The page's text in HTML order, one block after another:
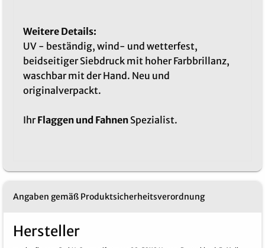
Weitere Details:
UV - beständig, wind- und wetterfest,
beidseitiger Siebdruck mit hoher Farbbrillanz,
waschbar mit der Hand. Neu und
originalverpackt.
IhrFlaggen und Fahnen Spezialist.
Angaben gemäß Produktsicherheitsverordnung
Hersteller